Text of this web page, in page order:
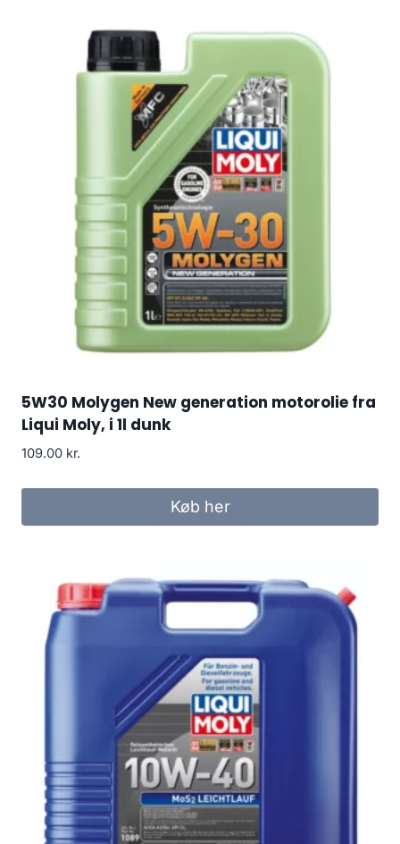
5W30 Molygen New generation motorolie fra
Liqui Moly, i 1l dunk
109.00 kr.
Køb her